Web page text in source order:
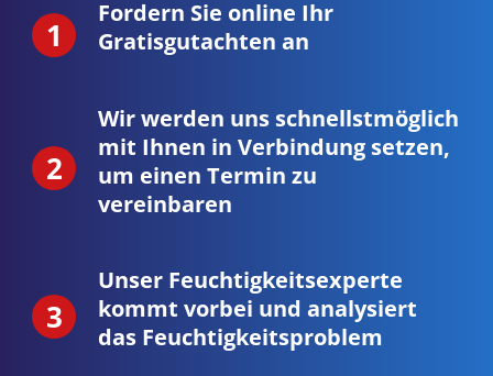
Fordern Sie online Ihr
Gratisgutachten an
Wir werden uns schnellstmöglich
mit Ihnen in Verbindung setzen,
um einen Termin zu
vereinbaren
Unser Feuchtigkeitsexperte
kommt vorbei und analysiert
das Feuchtigkeitsproblem